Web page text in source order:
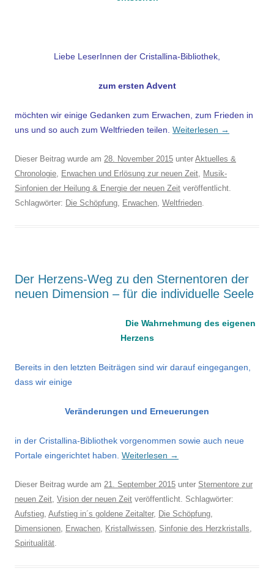
Liebe LeserInnen der Cristallina-Bibliothek,
zum ersten Advent
möchten wir einige Gedanken zum Erwachen, zum Frieden in
uns und so auch zum Weltfrieden teilen. Weiterlesen →
Dieser Beitrag wurde am 28. November 2015 unter Aktuelles &
Chronologie, Erwachen und Erlösung zur neuen Zeit, Musik-
Sinfonien der Heilung & Energie der neuen Zeit veröffentlicht.
Schlagwörter: Die Schöpfung, Erwachen, Weltfrieden.
Der Herzens-Weg zu den Sternentoren der
neuen Dimension – für die individuelle Seele
Die Wahrnehmung des eigenen
Herzens
Bereits in den letzten Beiträgen sind wir darauf eingegangen,
dass wir einige
Veränderungen und Erneuerungen
in der Cristallina-Bibliothek vorgenommen sowie auch neue
Portale eingerichtet haben. Weiterlesen →
Dieser Beitrag wurde am 21. September 2015 unter Sternentore zur
neuen Zeit, Vision der neuen Zeit veröffentlicht. Schlagwörter:
Aufstieg, Aufstieg in´s goldene Zeitalter, Die Schöpfung,
Dimensionen, Erwachen, Kristallwissen, Sinfonie des Herzkristalls,
Spiritualität.